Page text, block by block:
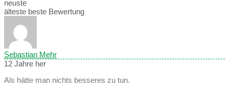
neuste
älteste beste Bewertung
Sebastian Mehr
12 Jahre her
Als hätte man nichts besseres zu tun.